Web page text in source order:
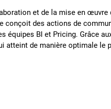
et de la mise en
conçoit des actions de
BI et Pricing. Grâce
atteint de manière optimale le